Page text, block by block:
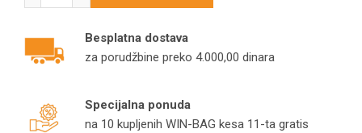
Besplatna dostava
za porudžbine preko 4.000,00 dinara
Specijalna ponuda
na 10 kupljenih WIN-BAG kesa 11-ta gratis